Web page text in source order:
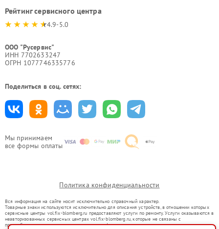
Мы принимаем
все формы оплаты
Рейтинг сервисного центра
4.9-5.0
ООО "Русервис"
ИНН 7702633247
ОГРН 1077746335776
Поделиться в соц. сетях:
Политика конфиденциальности
Вся информация на сайте носит исключительно справочный характер.
Товарные знаки используются исключительно для описания устройств, в отношении которых
сервисные центры vol.fix-blomberg.ru предоставляют услуги по ремонту. Услуги оказываются в
неавторизованных сервисных центрах vol.fix-blomberg.ru, которые не связаны с
правообладателями товарных знаков или их официальными представителями.